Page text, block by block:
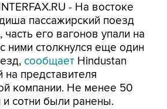
- На востоке
пассажирский поезд
его вагонов упали на
ними столкнулся еще один
сообщает Hindustan
представителя
компании. Не менее 50
и сотни были ранены.